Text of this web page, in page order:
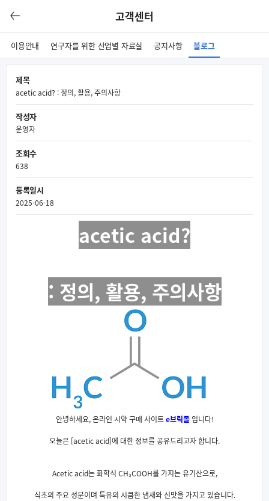
고객센터
이용안내 연구자를 위한 산업별 자료실 공지사항 블로그
제목
acetic acid? : 정의, 활용, 주의사항
작성자
운영자
조회수
638
등록일시
2025-06-18
acetic acid?
: 정의, 활용, 주의사항
안녕하세요, 온라인 시약 구매 사이트e브릭몰입니다!
오늘은 [acetic acid]에 대한 정보를 공유드리고자 합니다.
Acetic acid는 화학식 CH₃COOH를 가지는 유기산으로,
식초의 주요 성분이며 특유의 시큼한 냄새와 신맛을 가지고 있습니다.